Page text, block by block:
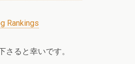
さると幸いです。